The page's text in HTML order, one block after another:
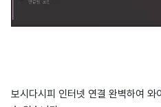
보시다시피 인터넷 연결 완벽하여